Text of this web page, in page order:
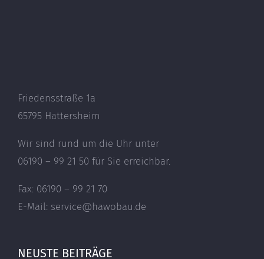
Friedensstraße 1a
65795 Hattersheim
Wir sind rund um die Uhr unter
06190 – 99 21 50 für Sie erreichbar.
Fax: 06190 – 99 21 70
E-Mail: service@hawobau.de
NEUSTE BEITRÄGE